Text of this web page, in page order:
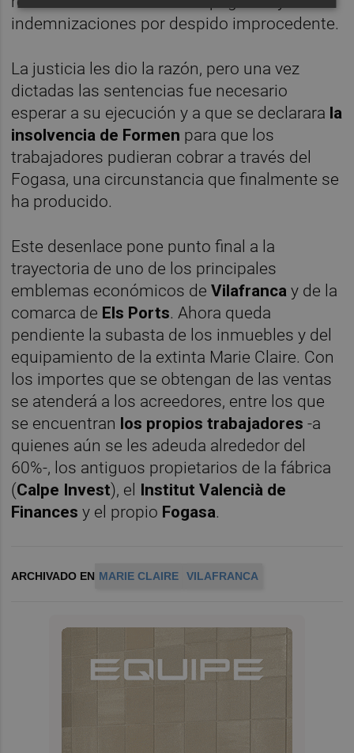
indemnizaciones por despido improcedente.
La justicia les dio la razón, pero una vez
dictadas las sentencias fue necesario
esperar a su ejecución y a que se declarara la
insolvencia de Formen para que los
trabajadores pudieran cobrar a través del
Fogasa, una circunstancia que finalmente se
ha producido.
Este desenlace pone punto final a la
trayectoria de uno de los principales
emblemas económicos deVilafranca y de la
comarca de Els Ports. Ahora queda
pendiente la subasta de los inmuebles y del
equipamiento de la extinta Marie Claire. Con
los importes que se obtengan de las ventas
se atenderá a los acreedores, entre los que
se encuentran los propios trabajadores -a
quienes aún se les adeuda alrededor del
60%-, los antiguos propietarios de la fábrica
(Calpe Invest), el Institut Valencià de
Financesy el propio Fogasa.
ARCHIVADO EN MARIE CLAIRE VILAFRANCA